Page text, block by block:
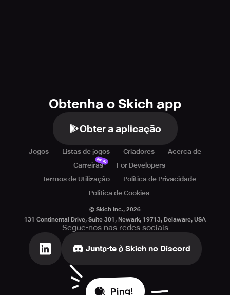
Obtenha o Skich app
Obter a aplicação
Jogos Listas de jogos Criadores
Acerca de
Carreiras
Novo
For Developers
Termos de Utilização
Política de Privacidade
Política de Cookies
© Skich Inc., 2026
131 Continental Drive, Suite 301, Newark, 19713, Delaware, USA
Segue-nos nas redes sociais
Junta-te à Skich no Discord
Ping!